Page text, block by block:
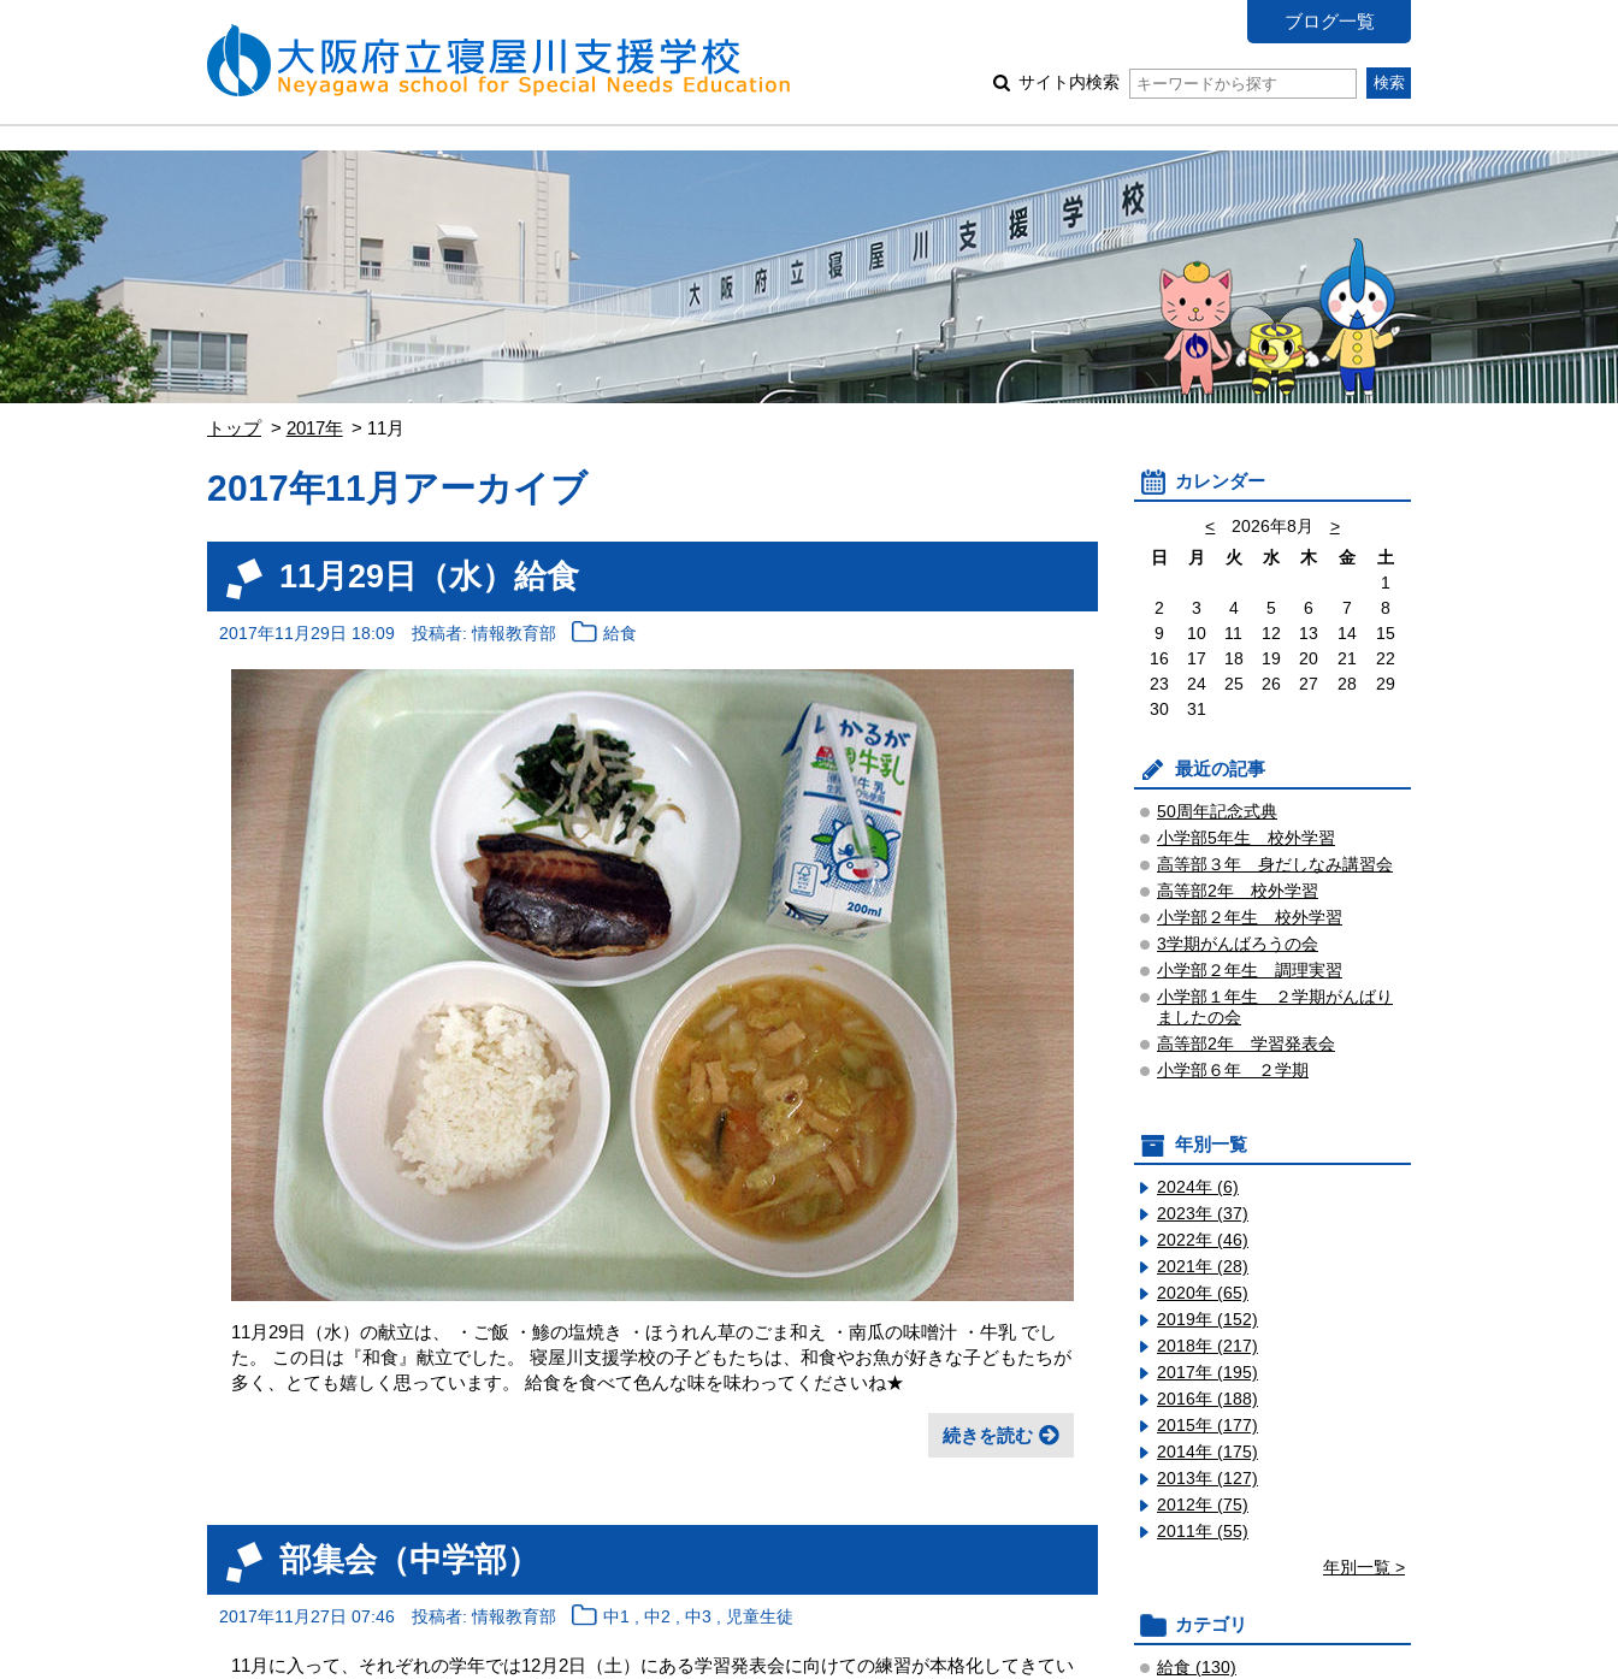
ブログ一覧
サイト内検索
トップ 2017年 11月
2017年11月アーカイブ
11月29日（水）給食
2017年11月29日 18:09 投稿者: 情報教育部 給食
11月29日（水）の献立は、 ・ご飯 ・鯵の塩焼き ・ほうれん草のごま和え ・南瓜の味噌汁 ・牛乳 でし
た。 この日は『和食』献立でした。 寝屋川支援学校の子どもたちは、和食やお魚が好きな子どもたちが
多く、とても嬉しく思っています。 給食を食べて色んな味を味わってくださいね★
続きを読む
部集会（中学部）
2017年11月27日 07:46 投稿者: 情報教育部 中1 ,中2 ,中3 児童生徒
11月に入って、それぞれの学年では12月2日（土）にある学習発表会に向けての練習が本格化してきてい
カレンダー
< 2026年8月
>
日
月 火 水 木 金
土
1
2
3 4 5 6 7
8
9
10 11 12 13 14
15
16
17 18 19 20 21
22
23
24 25 26 27 28
29
30
31
最近の記事
50周年記念式典
小学部5年生 校外学習
高等部３年 身だしなみ講習会
高等部2年 校外学習
小学部２年生 校外学習
3学期がんばろうの会
小学部２年生 調理実習
小学部１年生 ２学期がんばり
ましたの会
高等部2年 学習発表会
小学部６年 ２学期
年別一覧
2024年 (6)
2023年 (37)
2022年 (46)
2021年 (28)
2020年 (65)
2019年 (152)
2018年 (217)
2017年 (195)
2016年 (188)
2015年 (177)
2014年 (175)
2013年 (127)
2012年 (75)
2011年 (55)
年別一覧 >
カテゴリ
給食 (130)